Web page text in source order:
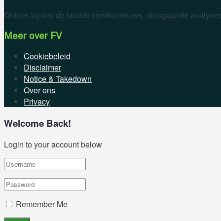
Ontdek bij ons de laatste voetbalnieuws, diepgaande
Meer over FV
Cookiebeleid
Disclaimer
Notice & Takedown
Over ons
Privacy
Welcome Back!
Login to your account below
Remember Me